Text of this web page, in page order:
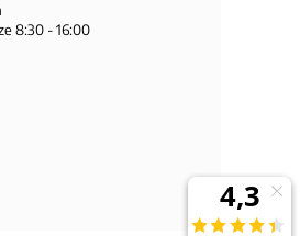
8:30 - 16:00